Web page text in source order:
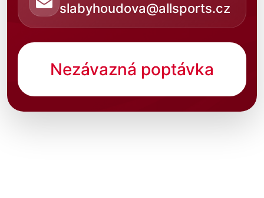
slabyhoudova@allsports.cz
Nezávazná poptávka